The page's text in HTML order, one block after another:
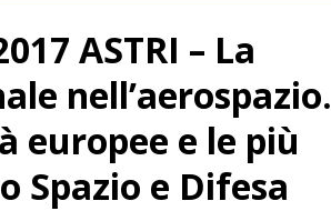
ASTRI – La
nell’aerospazio.
europee e le più
Spazio e Difesa